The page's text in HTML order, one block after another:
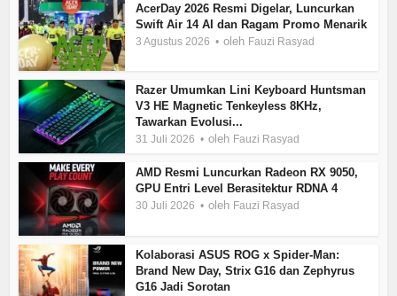
AcerDay 2026 Resmi Digelar, Luncurkan
Swift Air 14 AI dan Ragam Promo Menarik
3 Agustus 2026 oleh Fauzi Rasyad
Razer Umumkan Lini Keyboard Huntsman
V3 HE Magnetic Tenkeyless 8KHz,
Tawarkan Evolusi...
31 Juli 2026 oleh Fauzi Rasyad
AMD Resmi Luncurkan Radeon RX 9050,
GPU Entri Level Berasitektur RDNA 4
30 Juli 2026 oleh Fauzi Rasyad
Kolaborasi ASUS ROG x Spider-Man:
Brand New Day, Strix G16 dan Zephyrus
G16 Jadi Sorotan